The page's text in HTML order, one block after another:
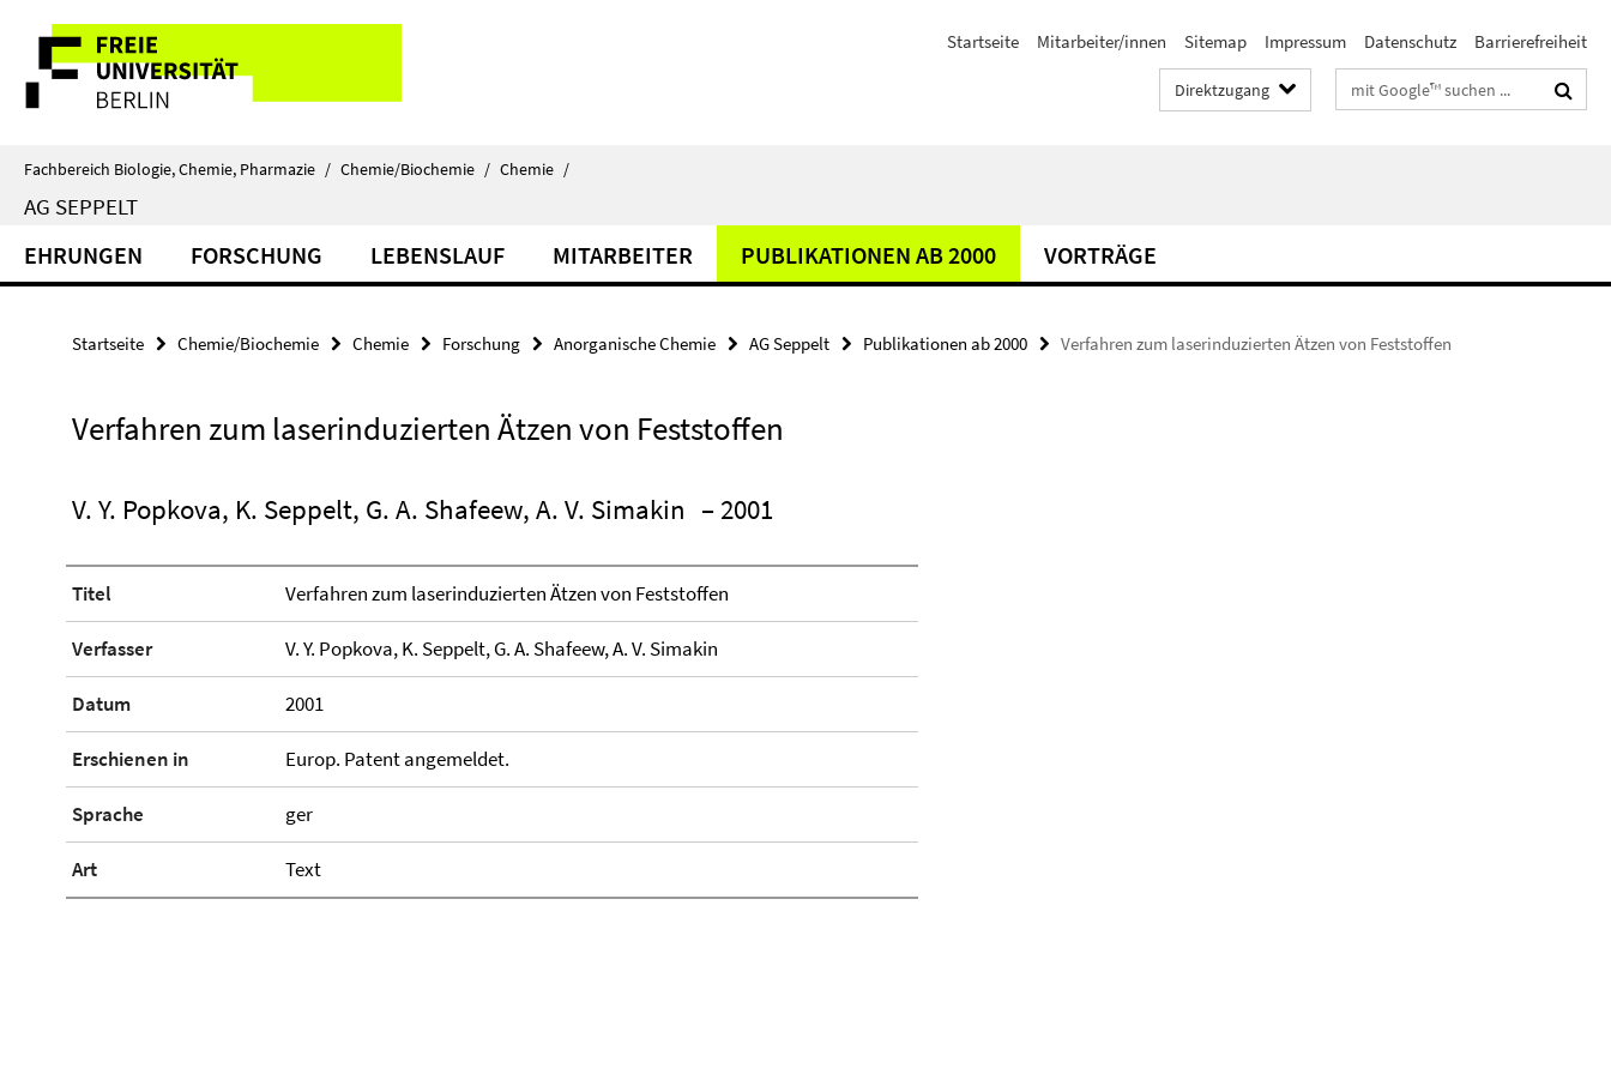
direkt
Inhalt
Service-
Navigation
Startseite Mitarbeiter/innen Sitemap Impressum Datenschutz Barrierefreiheit
Direktzugang Suchbegriffe
Fachbereich Biologie, Chemie, Pharmazie / Chemie/Biochemie / Chemie /
AG SEPPELT
EHRUNGEN FORSCHUNG LEBENSLAUF MITARBEITER PUBLIKATIONEN AB 2000 VORTRÄGE
Startseite Chemie/Biochemie Chemie Forschung Anorganische Chemie AG Seppelt Publikationen ab 2000 Verfahren zum laserinduzierten Ätzen von Feststoffen
Verfahren zum laserinduzierten Ätzen von Feststoffen
V. Y. Popkova, K. Seppelt, G. A. Shafeew, A. V. Simakin – 2001
Titel Verfahren zum laserinduzierten Ätzen von Feststoffen
Verfasser V. Y. Popkova, K. Seppelt, G. A. Shafeew, A. V. Simakin
Datum 2001
Erschienen in Europ. Patent angemeldet.
Sprache ger
Art Text